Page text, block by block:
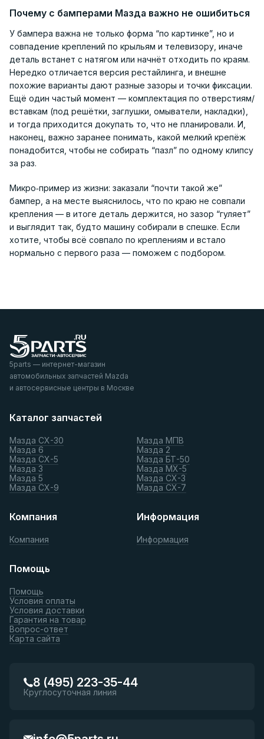
Почему с бамперами Мазда важно не ошибиться
У бампера важна не только форма “по картинке”, но и
совпадение креплений по крыльям и телевизору, иначе
деталь встанет с натягом или начнёт отходить по краям.
Нередко отличается версия рестайлинга, и внешне
похожие варианты дают разные зазоры и точки фиксации.
Ещё один частый момент — комплектация по отверстиям/
вставкам (под решётки, заглушки, омыватели, накладки),
и тогда приходится докупать то, что не планировали. И,
наконец, важно заранее понимать, какой мелкий крепёж
понадобится, чтобы не собирать “пазл” по одному клипсу
за раз.
Микро‑пример из жизни: заказали “почти такой же”
бампер, а на месте выяснилось, что по краю не совпали
крепления — в итоге деталь держится, но зазор “гуляет”
и выглядит так, будто машину собирали в спешке. Если
хотите, чтобы всё совпало по креплениям и встало
нормально с первого раза — поможем с подбором.
5parts — интернет-магазин
автомобильных запчастей Mazda
и автосервисные центры в Москве
Каталог запчастей
Мазда СХ-30
Мазда 6
Мазда СХ-5
Мазда 3
Мазда 5
Мазда СХ-9
Мазда МПВ
Мазда 2
Мазда БТ-50
Мазда МХ-5
Мазда СХ-3
Мазда СХ-7
Компания
Компания
Информация
Информация
Помощь
Помощь
Условия оплаты
Условия доставки
Гарантия на товар
Вопрос-ответ
Карта сайта
8 (495) 223-35-44
Круглосуточная линия